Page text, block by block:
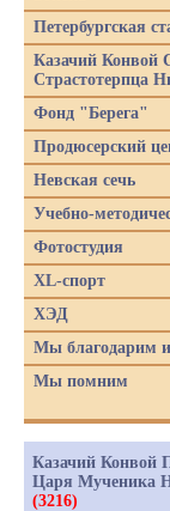
Петербургская
Казачий Конвой
Страстотерпца
Фонд "Берега"
Продюсерский
Невская сечь
Учебно-
Фотостудия
XL-спорт
ХЭД
Мы благодарим
Мы помним
Казачий Конвой
Царя Мученика
(3216)